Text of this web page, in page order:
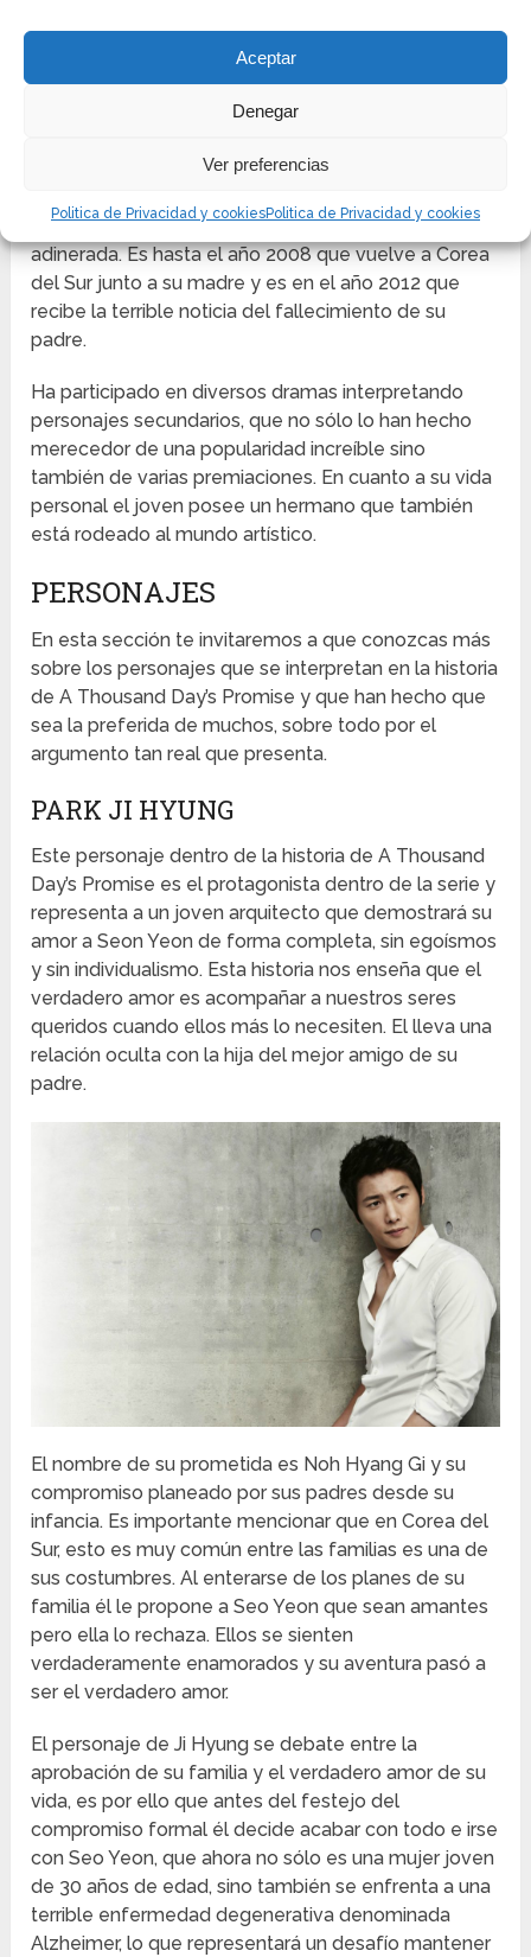
Aceptar
Denegar
Ver preferencias
Politica de Privacidad y cookiesPolitica de Privacidad y cookies
marzo del año 1991 en la ciudad de Séul. Durante su
Unidos, debido a los negocios de su familia
adinerada. Es hasta el año 2008 que vuelve a Corea
del Sur junto a su madre y es en el año 2012 que
recibe la terrible noticia del fallecimiento de su
padre.
Ha participado en diversos dramas interpretando
personajes secundarios, que no sólo lo han hecho
merecedor de una popularidad increíble sino
también de varias premiaciones. En cuanto a su vida
personal el joven posee un hermano que también
está rodeado al mundo artístico.
PERSONAJES
En esta sección te invitaremos a que conozcas más
sobre los personajes que se interpretan en la historia
de A Thousand Day’s Promise y que han hecho que
sea la preferida de muchos, sobre todo por el
argumento tan real que presenta.
PARK JI HYUNG
Este personaje dentro de la historia de A Thousand
Day’s Promise es el protagonista dentro de la serie y
representa a un joven arquitecto que demostrará su
amor a Seon Yeon de forma completa, sin egoísmos
y sin individualismo. Esta historia nos enseña que el
verdadero amor es acompañar a nuestros seres
queridos cuando ellos más lo necesiten. El lleva una
relación oculta con la hija del mejor amigo de su
padre.
El nombre de su prometida es Noh Hyang Gi y su
compromiso planeado por sus padres desde su
infancia. Es importante mencionar que en Corea del
Sur, esto es muy común entre las familias es una de
sus costumbres. Al enterarse de los planes de su
familia él le propone a Seo Yeon que sean amantes
pero ella lo rechaza. Ellos se sienten
verdaderamente enamorados y su aventura pasó a
ser el verdadero amor.
El personaje de Ji Hyung se debate entre la
aprobación de su familia y el verdadero amor de su
vida, es por ello que antes del festejo del
compromiso formal él decide acabar con todo e irse
con Seo Yeon, que ahora no sólo es una mujer joven
de 30 años de edad, sino también se enfrenta a una
terrible enfermedad degenerativa denominada
Alzheimer, lo que representará un desafío mantener